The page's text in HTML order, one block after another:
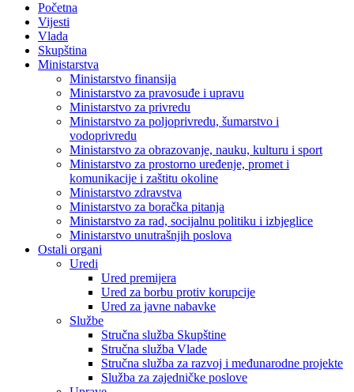
Početna
Vijesti
Vlada
Skupština
Ministarstva
Ministarstvo finansija
Ministarstvo za pravosuđe i upravu
Ministarstvo za privredu
Ministarstvo za poljoprivredu, šumarstvo i
vodoprivredu
Ministarstvo za obrazovanje, nauku, kulturu i sport
Ministarstvo za prostorno uređenje, promet i
komunikacije i zaštitu okoline
Ministarstvo zdravstva
Ministarstvo za boračka pitanja
Ministarstvo za rad, socijalnu politiku i izbjeglice
Ministarstvo unutrašnjih poslova
Ostali organi
Uredi
Ured premijera
Ured za borbu protiv korupcije
Ured za javne nabavke
Službe
Stručna služba Skupštine
Stručna služba Vlade
Stručna služba za razvoj i međunarodne projekte
Služba za zajedničke poslove